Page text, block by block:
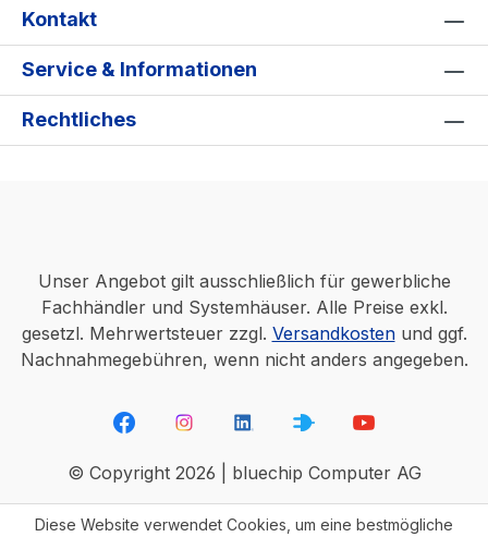
Kontakt
Service & Informationen
Rechtliches
Unser Angebot gilt ausschließlich für gewerbliche
Fachhändler und Systemhäuser. Alle Preise exkl.
gesetzl. Mehrwertsteuer zzgl. Versandkostenund ggf.
Nachnahmegebühren, wenn nicht anders angegeben.
© Copyright 2026 | bluechip Computer AG
Diese Website verwendet Cookies, um eine bestmögliche